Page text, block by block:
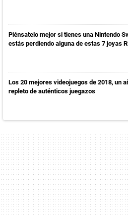
Piénsatelo mejor si tienes una Nintendo
estás perdiendo alguna de estas 7 joyas
Los 20 mejores videojuegos de 2018, un
repleto de auténticos juegazos